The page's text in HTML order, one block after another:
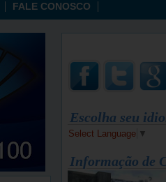
FALE CONOSCO
Escolha seu
Select Language ▼
Informação de